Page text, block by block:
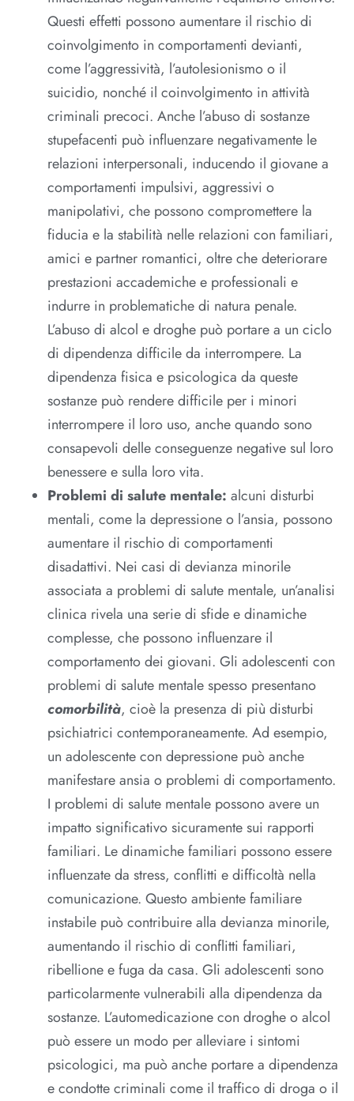
Questi effetti possono aumentare il rischio di
coinvolgimento in comportamenti devianti,
come l’aggressività, l’autolesionismo o il
suicidio, nonché il coinvolgimento in attività
criminali precoci. Anche l’abuso di sostanze
stupefacenti può influenzare negativamente le
relazioni interpersonali, inducendo il giovane a
comportamenti impulsivi, aggressivi o
manipolativi, che possono compromettere la
fiducia e la stabilità nelle relazioni con familiari,
amici e partner romantici, oltre che deteriorare
prestazioni accademiche e professionali e
indurre in problematiche di natura penale.
L’abuso di alcol e droghe può portare a un ciclo
di dipendenza difficile da interrompere. La
dipendenza fisica e psicologica da queste
sostanze può rendere difficile per i minori
interrompere il loro uso, anche quando sono
consapevoli delle conseguenze negative sul loro
benessere e sulla loro vita.
Problemi di salute mentale: alcuni disturbi
mentali, come la depressione o l’ansia, possono
aumentare il rischio di comportamenti
disadattivi. Nei casi di devianza minorile
associata a problemi di salute mentale, un’analisi
clinica rivela una serie di sfide e dinamiche
complesse, che possono influenzare il
comportamento dei giovani. Gli adolescenti con
problemi di salute mentale spesso presentano
comorbilità, cioè la presenza di più disturbi
psichiatrici contemporaneamente. Ad esempio,
un adolescente con depressione può anche
manifestare ansia o problemi di comportamento.
I problemi di salute mentale possono avere un
impatto significativo sicuramente sui rapporti
familiari. Le dinamiche familiari possono essere
influenzate da stress, conflitti e difficoltà nella
comunicazione. Questo ambiente familiare
instabile può contribuire alla devianza minorile,
aumentando il rischio di conflitti familiari,
ribellione e fuga da casa. Gli adolescenti sono
particolarmente vulnerabili alla dipendenza da
sostanze. L’automedicazione con droghe o alcol
può essere un modo per alleviare i sintomi
psicologici, ma può anche portare a dipendenza
e condotte criminali come il traffico di droga o il